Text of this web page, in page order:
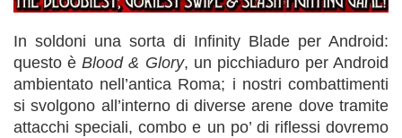
In soldoni una sorta di Infinity Blade per Android:
questo èBlood & Glory, un picchiaduro per Android
ambientato nell’antica Roma; i nostri combattimenti
si svolgono all’interno di diverse arene dove tramite
attacchi speciali, combo e un po’ di riflessi dovremo